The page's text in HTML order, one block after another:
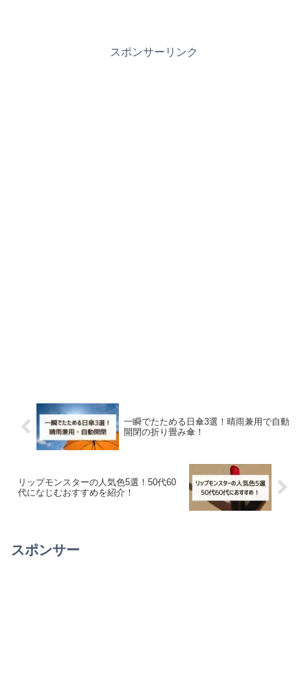
スポンサーリンク
一瞬でたためる日傘3選！晴雨兼用で自動
開閉の折り畳み傘！
リップモンスターの人気色5選！50代60
代になじむおすすめを紹介！
スポンサー